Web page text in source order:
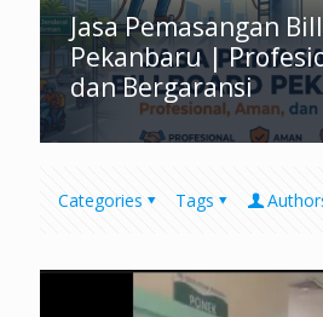
Jasa Pemasangan
Pekanbaru |
dan Bergaransi
Categories Tags